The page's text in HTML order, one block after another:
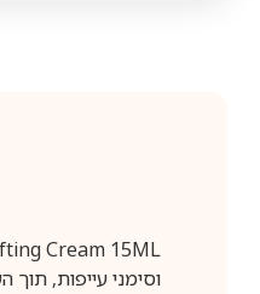
וסימני עייפות, תוך